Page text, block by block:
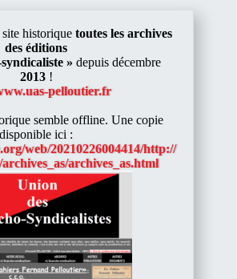
site historiquetoutes les archives
des éditions
» depuis décembre
2013!
pelloutier.fr
semble offline. Une copie
disponible ici :
web/20210226004414/http://
archives_as.html